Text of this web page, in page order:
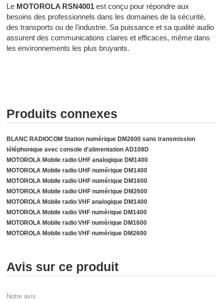
Le MOTOROLA RSN4001 est conçu pour répondre aux
besoins des professionnels dans les domaines de la sécurité,
des transports ou de l'industrie. Sa puissance et sa qualité audio
assurent des communications claires et efficaces, même dans
les environnements les plus bruyants.
Produits connexes
BLANC RADIOCOM Station numérique DM2600 sans transmission
téléphonique avec console d'alimentation AD108D
MOTOROLA Mobile radio UHF analogique DM1400
MOTOROLA Mobile radio UHF numérique DM1400
MOTOROLA Mobile radio UHF numérique DM1600
MOTOROLA Mobile radio UHF numérique DM2600
MOTOROLA Mobile radio VHF analogique DM1400
MOTOROLA Mobile radio VHF numérique DM1400
MOTOROLA Mobile radio VHF numérique DM1600
MOTOROLA Mobile radio VHF numérique DM2600
Avis sur ce produit
Notre avis